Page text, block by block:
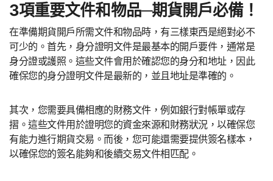
3項重要文件和物品─期貨開戶必備！
在準備期貨開戶所需文件和物品時，有三樣東西是絕對必不
可少的。首先，身分證明文件是最基本的開戶要件，通常是
身分證或護照。這些文件會用於確認您的身分和地址，因此
確保您的身分證明文件是最新的，並且地址是準確的。
其次，您需要具備相應的財務文件，例如銀行對帳單或存
摺。這些文件用於證明您的資金來源和財務狀況，以確保您
有能力進行期貨交易。而後，您可能還需要提供簽名樣本，
以確保您的簽名能夠和後續交易文件相匹配。